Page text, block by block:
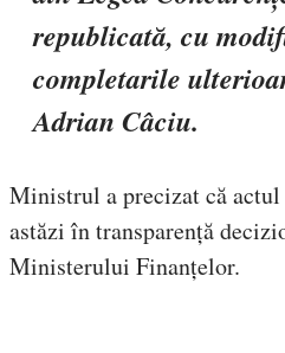
republicată, cu
completarile
Adrian Câciu.
Ministrul a precizat că
astăzi în transparență
Ministerului Finanțelor.